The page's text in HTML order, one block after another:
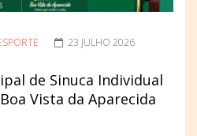
23 JULHO 2026
de Sinuca Individual
Vista da Aparecida